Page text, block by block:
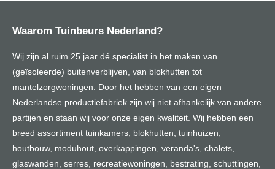
Waarom Tuinbeurs Nederland?
Wij zijn al ruim 25 jaar dé specialist in het maken van
(geïsoleerde) buitenverblijven, van blokhutten tot
mantelzorgwoningen. Door het hebben van een eigen
Nederlandse productiefabriek zijn wij niet afhankelijk van andere
partijen en staan wij voor onze eigen kwaliteit. Wij hebben een
breed assortiment tuinkamers, blokhutten, tuinhuizen,
houtbouw, moduhout, overkappingen, veranda's, chalets,
glaswanden, serres, recreatiewoningen, bestrating, schuttingen,